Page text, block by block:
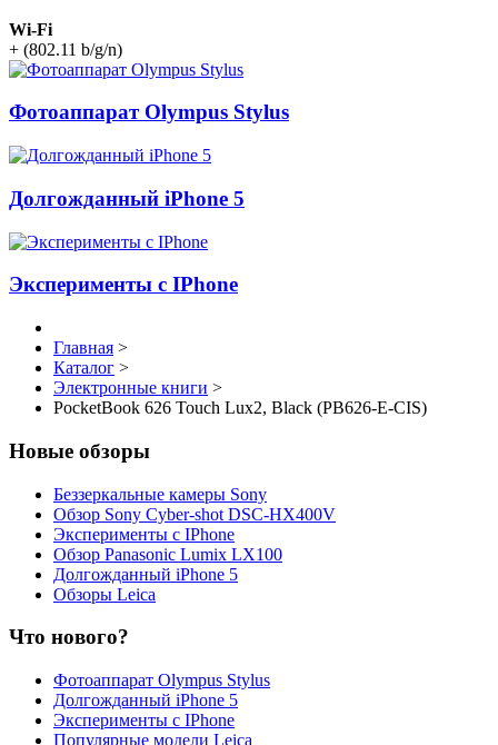
Wi-Fi
+ (802.11 b/g/n)
Фотоаппарат Olympus Stylus
Долгожданный iPhone 5
Эксперименты с IPhone
Главная >
Каталог >
Электронные книги >
PocketBook 626 Touch Lux2, Black (PB626-E-CIS)
Новые обзоры
Беззеркальные камеры Sony
Обзор Sony Cyber-shot DSC-HX400V
Эксперименты с IPhone
Обзор Panasonic Lumix LX100
Долгожданный iPhone 5
Обзоры Leica
Что нового?
Фотоаппарат Olympus Stylus
Долгожданный iPhone 5
Эксперименты с IPhone
Популярные модели Leica